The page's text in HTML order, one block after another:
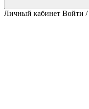
Личный кабинет Войти /